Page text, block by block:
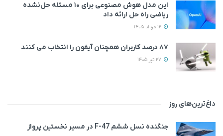
این مدل هوش مصنوعی برای ۱۰ مسئله حل‌نشده
ریاضی راه حل ارائه داد
۸۷ درصد کاربران همچنان آیفون را انتخاب می‌ کنند
داغ‌ترین‌های روز
جنگنده نسل ششم F-47 در مسیر نخستین پرواز